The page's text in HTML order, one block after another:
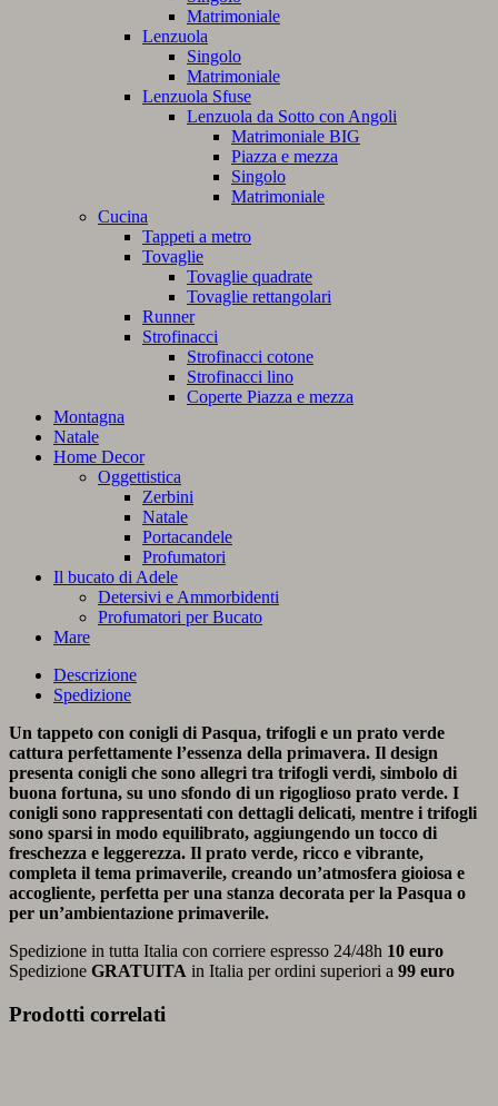
Matrimoniale
Lenzuola
Singolo
Matrimoniale
Lenzuola Sfuse
Lenzuola da Sotto con Angoli
Matrimoniale BIG
Piazza e mezza
Singolo
Matrimoniale
Cucina
Tappeti a metro
Tovaglie
Tovaglie quadrate
Tovaglie rettangolari
Runner
Strofinacci
Strofinacci cotone
Strofinacci lino
Coperte Piazza e mezza
Montagna
Natale
Home Decor
Oggettistica
Zerbini
Natale
Portacandele
Profumatori
Il bucato di Adele
Detersivi e Ammorbidenti
Profumatori per Bucato
Mare
Descrizione
Spedizione
Un tappeto con conigli di Pasqua, trifogli e un prato verde
cattura perfettamente l’essenza della primavera. Il design
presenta conigli che sono allegri tra trifogli verdi, simbolo di
buona fortuna, su uno sfondo di un rigoglioso prato verde. I
conigli sono rappresentati con dettagli delicati, mentre i trifogli
sono sparsi in modo equilibrato, aggiungendo un tocco di
freschezza e leggerezza. Il prato verde, ricco e vibrante,
completa il tema primaverile, creando un’atmosfera gioiosa e
accogliente, perfetta per una stanza decorata per la Pasqua o
per un’ambientazione primaverile.
Spedizione in tutta Italia con corriere espresso 24/48h 10 euro
Spedizione GRATUITA in Italia per ordini superiori a 99 euro
Prodotti correlati